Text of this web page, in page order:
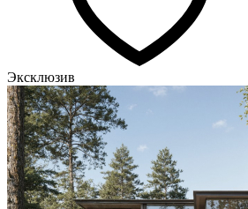
Эксклюзив